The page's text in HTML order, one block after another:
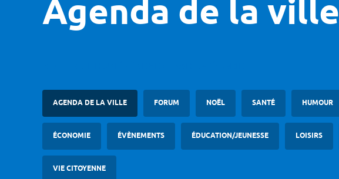
Agenda de la ville
AGENDA DE LA VILLE FORUM NOËL SANTÉ HUMOUR
ÉCONOMIE ÉVÈNEMENTS ÉDUCATION/JEUNESSE LOISIRS
VIE CITOYENNE